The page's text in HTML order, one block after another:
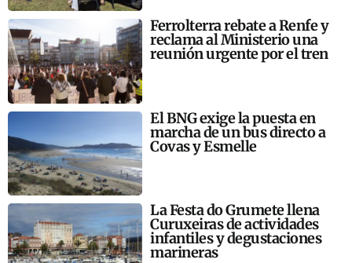
Ferrolterra rebate a Renfe y
reclama al Ministerio una
reunión urgente por el tren
El BNG exige la puesta en
marcha de un bus directo a
Covas y Esmelle
La Festa do Grumete llena
Curuxeiras de actividades
infantiles y degustaciones
marineras